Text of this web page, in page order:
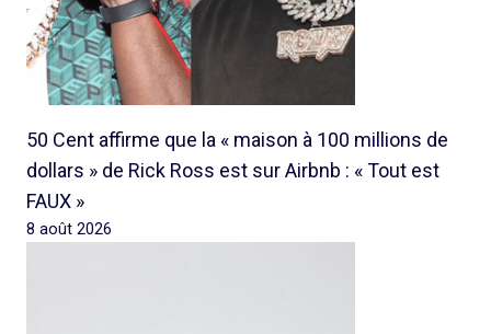
50 Cent affirme que la « maison à 100 millions de
dollars » de Rick Ross est sur Airbnb : « Tout est
FAUX »
8 août 2026